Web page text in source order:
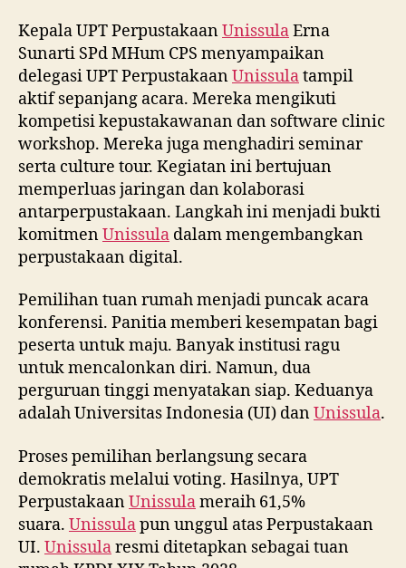
Kepala UPT PerpustakaanUnissulaErna
Sunarti SPd MHum CPS menyampaikan
delegasi UPT PerpustakaanUnissulatampil
aktif sepanjang acara. Mereka mengikuti
kompetisi kepustakawanan dan software clinic
workshop. Mereka juga menghadiri seminar
serta culture tour. Kegiatan ini bertujuan
memperluas jaringan dan kolaborasi
antarperpustakaan. Langkah ini menjadi bukti
komitmenUnissula dalam mengembangkan
perpustakaan digital.
Pemilihan tuan rumah menjadi puncak acara
konferensi. Panitia memberi kesempatan bagi
peserta untuk maju. Banyak institusi ragu
untuk mencalonkan diri. Namun, dua
perguruan tinggi menyatakan siap. Keduanya
adalah Universitas Indonesia (UI) danUnissula.
Proses pemilihan berlangsung secara
demokratis melalui voting. Hasilnya, UPT
PerpustakaanUnissulameraih 61,5%
suara. Unissulapun unggul atas Perpustakaan
UI. Unissularesmi ditetapkan sebagai tuan